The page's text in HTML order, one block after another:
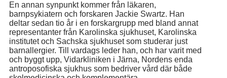
En annan synpunkt kommer från läkaren,
barnpsykiatern och forskaren Jackie Swartz. Han
deltar sedan tio år i en forskargrupp med bland annat
representanter från Karolinska sjukhuset, Karolinska
institutet och Sachska sjukhuset som studerar just
barnallergier. Till vardags leder han, och har varit med
och byggt upp, Vidarkliniken i Järna, Nordens enda
antroposofiska sjukhus som bedriver vård där både